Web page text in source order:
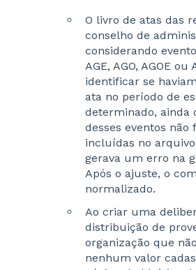
O livro de atas das
conselho de
considerando
AGE, AGO, AGOE ou
identificar se
ata no período de
determinado, ainda
desses eventos não
incluídas no
gerava um erro na
Após o ajuste, o
normalizado.
Ao criar uma
distribuição de
organização que
nenhum valor